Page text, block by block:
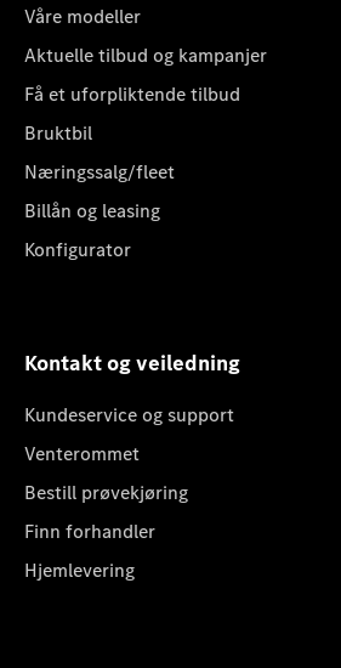
Våre modeller
Aktuelle tilbud og kampanjer
Få et uforpliktende tilbud
Bruktbil
Næringssalg/fleet
Billån og leasing
Konfigurator
Kontakt og veiledning
Kundeservice og support
Venterommet
Bestill prøvekjøring
Finn forhandler
Hjemlevering